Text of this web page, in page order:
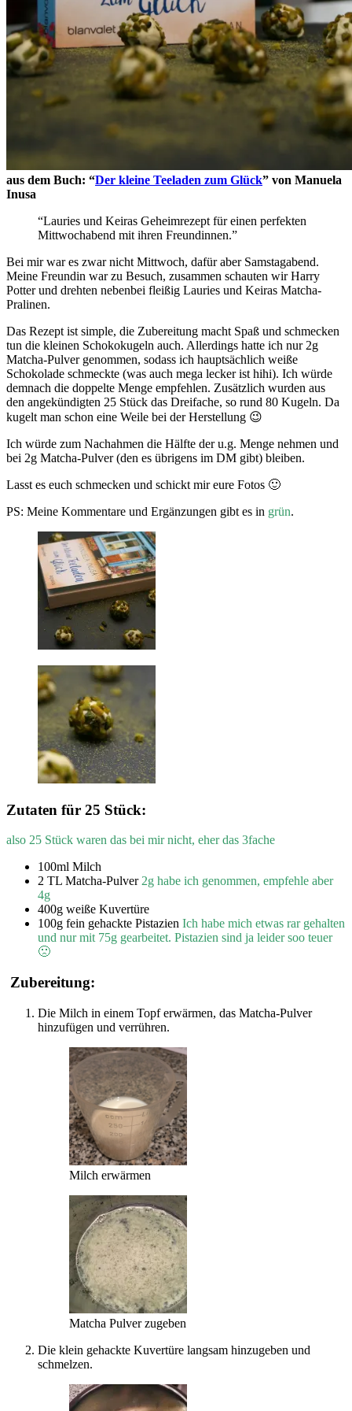
aus dem Buch: “Der kleine Teeladen zum Glück” von Manuela
Inusa
“Lauries und Keiras Geheimrezept für einen perfekten
Mittwochabend mit ihren Freundinnen.”
Bei mir war es zwar nicht Mittwoch, dafür aber Samstagabend.
Meine Freundin war zu Besuch, zusammen schauten wir Harry
Potter und drehten nebenbei fleißig Lauries und Keiras Matcha-
Pralinen.
Das Rezept ist simple, die Zubereitung macht Spaß und schmecken
tun die kleinen Schokokugeln auch. Allerdings hatte ich nur 2g
Matcha-Pulver genommen, sodass ich hauptsächlich weiße
Schokolade schmeckte (was auch mega lecker ist hihi). Ich würde
demnach die doppelte Menge empfehlen. Zusätzlich wurden aus
den angekündigten 25 Stück das Dreifache, so rund 80 Kugeln. Da
kugelt man schon eine Weile bei der Herstellung 😉
Ich würde zum Nachahmen die Hälfte der u.g. Menge nehmen und
bei 2g Matcha-Pulver (den es übrigens im DM gibt) bleiben.
Lasst es euch schmecken und schickt mir eure Fotos 🙂
PS: Meine Kommentare und Ergänzungen gibt es in grün.
Zutaten für 25 Stück:
also 25 Stück waren das bei mir nicht, eher das 3fache
100ml Milch
2 TL Matcha-Pulver 2g habe ich genommen, empfehle aber
4g
400g weiße Kuvertüre
100g fein gehackte Pistazien Ich habe mich etwas rar gehalten
und nur mit 75g gearbeitet. Pistazien sind ja leider soo teuer
🙁
Zubereitung:
Die Milch in einem Topf erwärmen, das Matcha-Pulver
hinzufügen und verrühren.
Milch erwärmen
Matcha Pulver zugeben
Die klein gehackte Kuvertüre langsam hinzugeben und
schmelzen.